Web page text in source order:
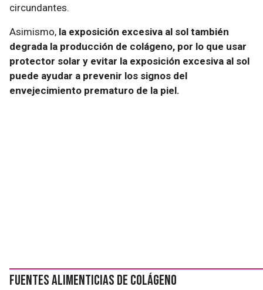
circundantes.
Asimismo, la exposición excesiva al sol también
degrada la producción de colágeno, por lo que usar
protector solar y evitar la exposición excesiva al sol
puede ayudar a prevenir los signos del
envejecimiento prematuro de la piel.
Fuentes alimenticias de colágeno